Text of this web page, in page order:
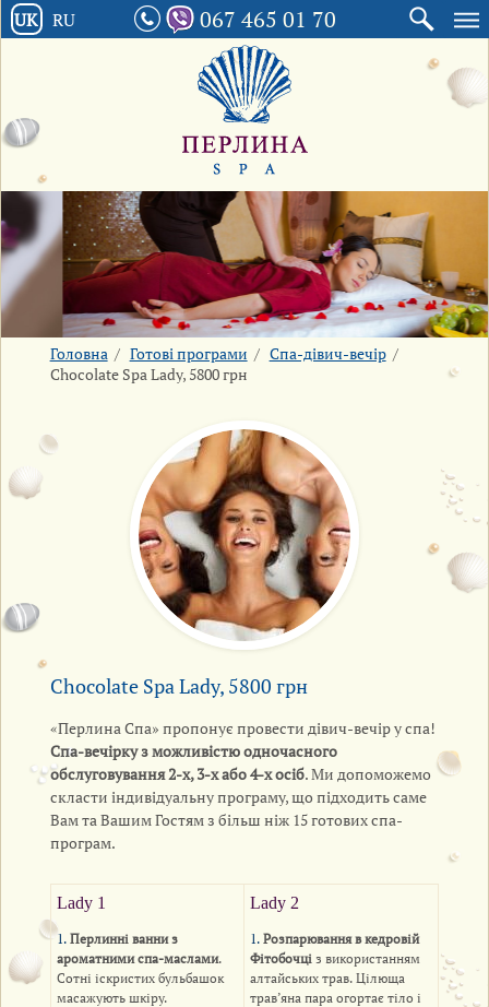
UK RU 067 465 01 70
Головна/ Готові програми / Спа-дівич-вечір/
Chocolate Spa Lady, 5800 грн
Chocolate Spa Lady, 5800 грн
«Перлина Спа» пропонує провести дівич-вечір у спа!
Спа-вечірку з можливістю одночасного
обслуговування 2-х, 3-х або 4-х осіб. Ми допоможемо
скласти індивідуальну програму, що підходить саме
Вам та Вашим Гостям з більш ніж 15 готових спа-
програм.
Lady 1
1. Перлинні ванни з
ароматними спа-маслами.
Сотні іскристих бульбашок
масажують шкіру.
Lady 2
1. Розпарювання в кедровій
Фітобочці з використанням
алтайських трав. Цілюща
трав’яна пара огортає тіло і